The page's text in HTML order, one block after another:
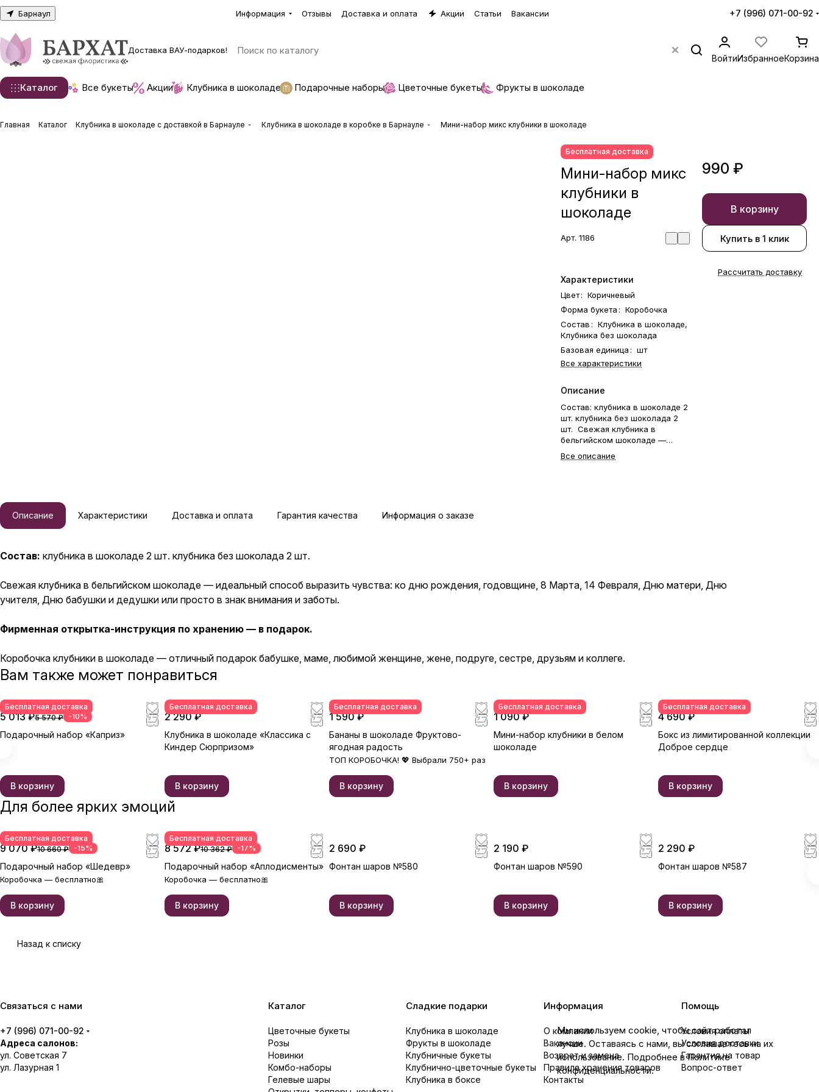
Барнаул Информация Отзывы Доставка и оплата Акции Статьи Вакансии +7 (996) 071-00-92
Доставка ВАУ-подарков!
ВойтиИзбранноеКорзина
Каталог Все букеты Акции Клубника в шоколаде Подарочные наборы Цветочные букеты Фрукты в шоколаде
Главная Каталог Клубника в шоколаде с доставкой в Барнауле Клубника в шоколаде в коробке в Барнауле Мини-набор микс клубники в шоколаде
Бесплатная доставка
Мини-набор микс
клубники в
шоколаде
Арт. 1186
Характеристики
Цвет: Коричневый
Форма букета : Коробочка
Состав : Клубника в шоколаде,
Клубника без шоколада
Базовая единица : шт
Все характеристики
Описание
Состав: клубника в шоколаде 2
шт. клубника без шоколада 2
шт. Свежая клубника в
бельгийском шоколаде —
чувства: ко дню рождения,
женщине, жене, подруге,
сестре, друзьям и коллеге.
Все описание
990 ₽
В корзину
Купить в 1 клик
Рассчитать доставку
Описание Характеристики Доставка и оплата Гарантия качества Информация о заказе
Состав: клубника в шоколаде 2 шт. клубника без шоколада 2 шт.
Свежая клубника в бельгийском шоколаде — идеальный способ выразить чувства: ко дню рождения, годовщине, 8 Марта, 14 Февраля, Дню матери, Дню
учителя, Дню бабушки и дедушки или просто в знак внимания и заботы.
Фирменная открытка-инструкция по хранению — в подарок.
Коробочка клубники в шоколаде — отличный подарок бабушке, маме, любимой женщине, жене, подруге, сестре, друзьям и коллеге.
Вам также может понравиться
Бесплатная доставка
5 013 ₽5 570 ₽ -10%
Подарочный набор «Каприз»
В корзину
Бесплатная доставка
2 290 ₽
Клубника в шоколаде «Классика с
Киндер Сюрпризом»
В корзину
Бесплатная доставка
1 590 ₽
Бананы в шоколаде Фруктово-
ягодная радость
ТОП КОРОБОЧКА! 💖 Выбрали 750+ раз
В корзину
Бесплатная доставка
1 090 ₽
Мини-набор клубники в белом
шоколаде
В корзину
Бесплатная доставка
4 690 ₽
Бокс из лимитированной коллекции
Доброе сердце
В корзину
Для более ярких эмоций
Бесплатная доставка
9 070 ₽10 660 ₽ -15%
Подарочный набор «Шедевр»
Коробочка — бесплатно🎀
В корзину
Бесплатная доставка
8 572 ₽10 362 ₽ -17%
Подарочный набор «Аплодисменты»
Коробочка — бесплатно🎀
В корзину
2 690 ₽
Фонтан шаров №580
В корзину
2 190 ₽
Фонтан шаров №590
В корзину
2 290 ₽
Фонтан шаров №587
В корзину
Назад к списку
Связаться с нами
+7 (996) 071-00-92
Адреса салонов:
ул. Советская 7
ул. Лазурная 1
Каталог
Цветочные букеты
Розы
Новинки
Комбо-наборы
Гелевые шары
Сладкие подарки
Клубника в шоколаде
Фрукты в шоколаде
Клубничные букеты
Клубнично-цветочные букеты
Клубника в боксе
Информация
О компании
Вакансии
Возврат и замена
Правила хранения товаров
Контакты
Помощь
Условия оплаты
Условия доставки
Гарантия на товар
Вопрос-ответ
Мы используем cookie, чтобы сайт работал
лучше. Оставаясь с нами, вы соглашаетесь на их
использование. Подробнее в Политике
конфиденциальности.